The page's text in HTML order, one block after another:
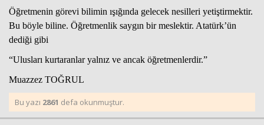
Öğretmenin görevi bilimin ışığında gelecek nesilleri yetiştirmektir.
Bu böyle biline. Öğretmenlik saygın bir meslektir. Atatürk’ün
dediği gibi
“Ulusları kurtaranlar yalnız ve ancak öğretmenlerdir.”
Muazzez TOĞRUL
Bu yazı 2861 defa okunmuştur.